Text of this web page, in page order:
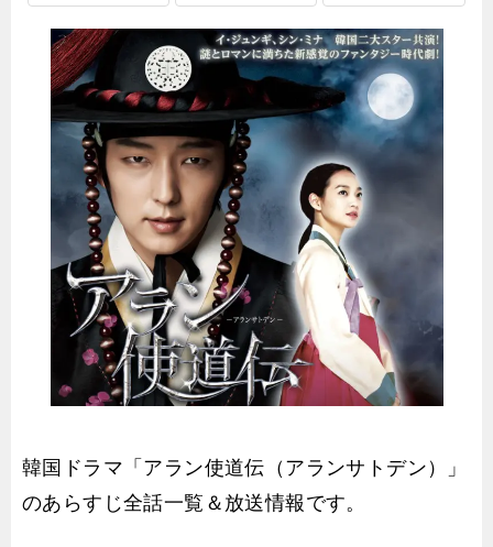
韓国ドラマ「アラン使道伝（アランサトデン）」
のあらすじ全話一覧＆放送情報です。